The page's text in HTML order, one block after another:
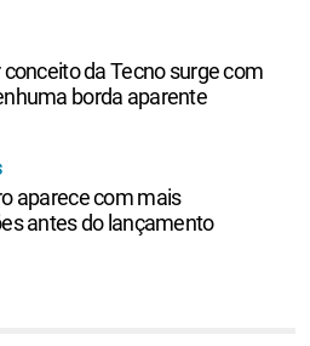
da Tecno surge com
borda aparente
aparece com mais
antes do lançamento